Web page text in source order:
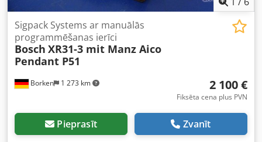
Borken 1 273 km
Sigpack Systems ar manuālās
programmēšanas ierīci
Bosch XR31-3 mit Manz Aico
Pendant P51
2 100 €
Fiksēta cena plus PVN
Pieprasīt Zvanīt